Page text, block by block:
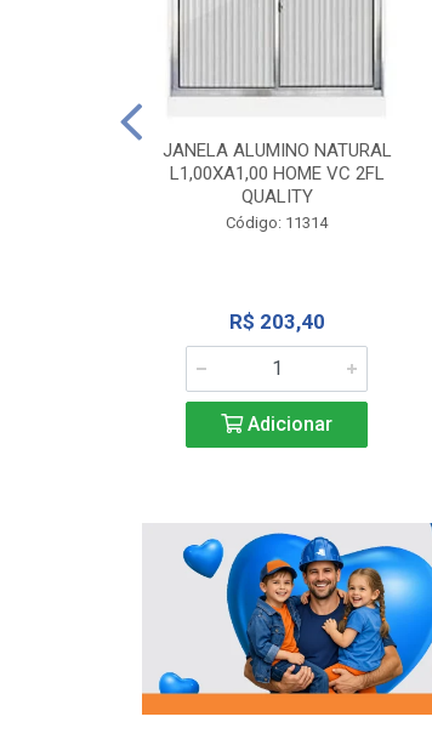
JANELA ALUMINO NATURAL
L1,00XA1,00 HOME VC 2FL
QUALITY
Código: 11314
R$ 203,40
Adicionar